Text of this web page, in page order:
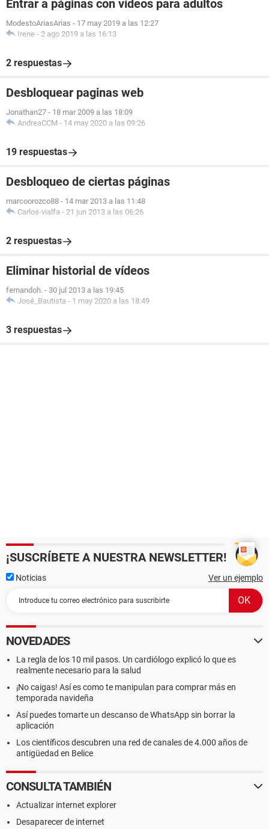
Entrar a páginas con vídeos para adultos
ModestoAriasArias - 17 may 2019 a las 12:27
Irene - 2 ago 2019 a las 16:13
2 respuestas
Desbloquear paginas web
Jonathan27 - 18 mar 2009 a las 18:09
AndreaCCM - 14 may 2020 a las 09:26
19 respuestas
Desbloqueo de ciertas páginas
marcoorozco88 - 14 mar 2013 a las 11:48
Carlos-vialfa - 21 jun 2013 a las 06:26
2 respuestas
Eliminar historial de vídeos
fernandoh. - 30 jul 2013 a las 19:45
José_Bautista - 1 may 2020 a las 18:49
3 respuestas
¡SUSCRÍBETE A NUESTRA NEWSLETTER!
Noticias Ver un ejemplo
NOVEDADES
La regla de los 10 mil pasos. Un cardiólogo explicó lo que es
realmente necesario para la salud
¡No caigas! Así es como te manipulan para comprar más en
temporada navideña
Así puedes tomarte un descanso de WhatsApp sin borrar la
aplicación
Los científicos descubren una red de canales de 4.000 años de
antigüedad en Belice
CONSULTA TAMBIÉN
Actualizar internet explorer
Desaparecer de internet